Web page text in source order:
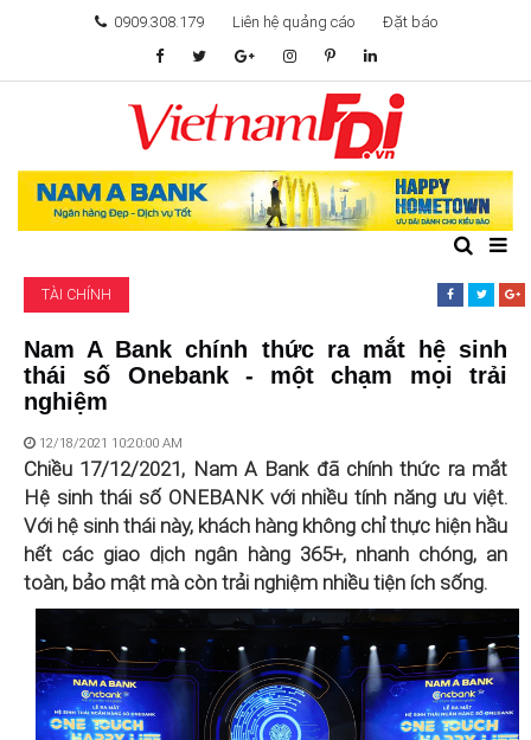
0909.308.179 Liên hệ quảng cáo Đặt báo
TÂM ĐIỂM ĐẦU TƯ
TÀI CHÍNH
KHỞI NGHIỆP
GIẢI TRÍ & CÔNG NGHỆ
TÀI CHÍNH
Nam A Bank chính thức ra mắt hệ sinh
thái số Onebank - một chạm mọi trải
nghiệm
12/18/2021 10:20:00 AM
Chiều 17/12/2021, Nam A Bank đã chính thức ra mắt
Hệ sinh thái số ONEBANK với nhiều tính năng ưu việt.
Với hệ sinh thái này, khách hàng không chỉ thực hiện hầu
hết các giao dịch ngân hàng 365+, nhanh chóng, an
toàn, bảo mật mà còn trải nghiệm nhiều tiện ích sống.